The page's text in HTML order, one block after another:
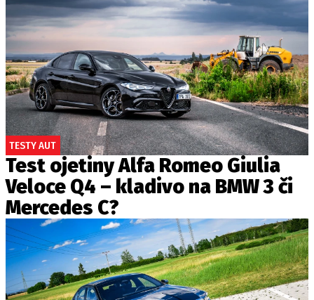
TESTY AUT
Test ojetiny Alfa Romeo Giulia
Veloce Q4 – kladivo na BMW 3 či
Mercedes C?